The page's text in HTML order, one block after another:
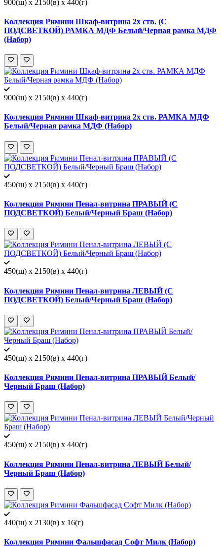
900(ш) x 2150(в) x 440(г)
Коллекция Римини Шкаф-витрина 2х ств. (С
ПОДСВЕТКОЙ) РАМКА МДФ Белый/Черная рамка МДФ
(Набор)
900(ш) x 2150(в) x 440(г)
Коллекция Римини Шкаф-витрина 2х ств. РАМКА МДФ
Белый/Черная рамка МДФ (Набор)
450(ш) x 2150(в) x 440(г)
Коллекция Римини Пенал-витрина ПРАВЫЙ (С
ПОДСВЕТКОЙ) Белый/Черный Браш (Набор)
450(ш) x 2150(в) x 440(г)
Коллекция Римини Пенал-витрина ЛЕВЫЙ (С
ПОДСВЕТКОЙ) Белый/Черный Браш (Набор)
450(ш) x 2150(в) x 440(г)
Коллекция Римини Пенал-витрина ПРАВЫЙ Белый/
Черный Браш (Набор)
450(ш) x 2150(в) x 440(г)
Коллекция Римини Пенал-витрина ЛЕВЫЙ Белый/
Черный Браш (Набор)
440(ш) x 2130(в) x 16(г)
Коллекция Римини Фальшфасад Софт Милк (Набор)